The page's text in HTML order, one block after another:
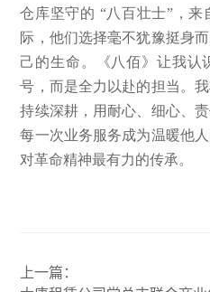
仓库坚守的 “八百壮士”，
际，他们选择毫不犹豫挺身
己的生命。《八佰》让我认
号，而是全力以赴的担当。
持续深耕，用耐心、细心、
每一次业务服务成为温暖他
对革命精神最有力的传承。
上一篇：